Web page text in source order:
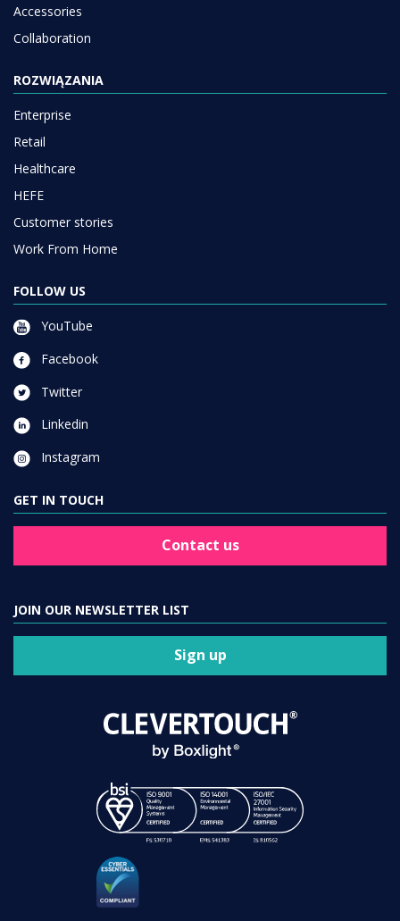
Accessories
Collaboration
ROZWIĄZANIA
Enterprise
Retail
Healthcare
HEFE
Customer stories
Work From Home
FOLLOW US
YouTube
Facebook
Twitter
Linkedin
Instagram
GET IN TOUCH
Contact us
JOIN OUR NEWSLETTER LIST
Sign up